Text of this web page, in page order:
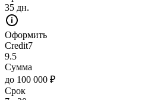
35 дн.
Оформить
Credit7
9.5
Сумма
до 100 000 ₽
Срок